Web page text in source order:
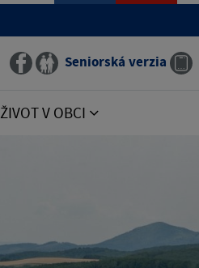
Seniorská verzia
ŽIVOT V OBCI